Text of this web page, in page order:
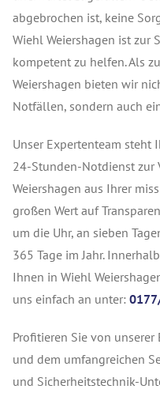
abgebrochen ist, keine
Wiehl Weiershagen ist zur
kompetent zu helfen. Als
Weiershagen bieten wir
Notfällen, sondern auch
Unser Expertenteam steht
24-Stunden-Notdienst zur
Weiershagen aus Ihrer
großen Wert auf
um die Uhr, an sieben
365 Tage im Jahr.
Ihnen in Wiehl
uns einfach an unter:
Profitieren Sie von
und dem umfangreichen
und Sicherheitstechnik-